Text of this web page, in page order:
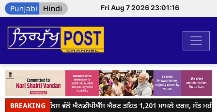
Fri Aug 7 2026 23:01:16
BREAKING
ਜਲੰਧਰ ਪੁਲਿਸ ਵੱਲੋਂ ਐਨਡੀਪੀਐੱਸ ਐਕਟ ਤਹਿਤ 1,201 ਮਾਮਲੇ ਦਰਜ, ਸੱਤ